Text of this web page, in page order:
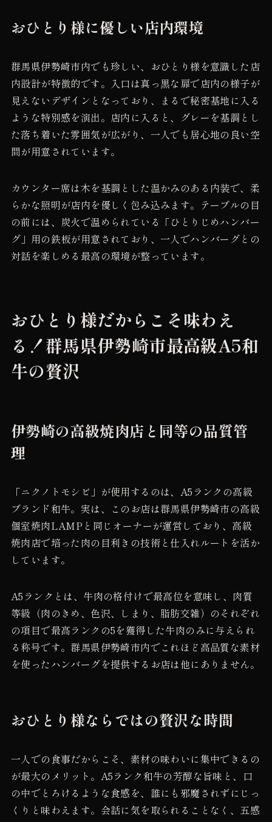
おひとり様に優しい店内環境
群馬県伊勢崎市内でも珍しい、おひとり様を意識した店
内設計が特徴的です。入口は真っ黒な扉で店内の様子が
見えないデザインとなっており、まるで秘密基地に入る
ような特別感を演出。店内に入ると、グレーを基調とし
た落ち着いた雰囲気が広がり、一人でも居心地の良い空
間が用意されています。
カウンター席は木を基調とした温かみのある内装で、柔
らかな照明が店内を優しく包み込みます。テーブルの目
の前には、炭火で温められている「ひとりじめハンバー
グ」用の鉄板が用意されており、一人でハンバーグとの
対話を楽しめる最高の環境が整っています。
おひとり様だからこそ味わえ
る！群馬県伊勢崎市最高級A5和
牛の贅沢
伊勢崎の高級焼肉店と同等の品質管
理
「ニクノトモシビ」が使用するのは、A5ランクの高級
ブランド和牛。実は、このお店は群馬県伊勢崎市の高級
個室焼肉LAMPと同じオーナーが運営しており、高級
焼肉店で培った肉の目利きの技術と仕入れルートを活か
しています。
A5ランクとは、牛肉の格付けで最高位を意味し、肉質
等級（肉のきめ、色沢、しまり、脂肪交雑）のそれぞれ
の項目で最高ランクの5を獲得した牛肉のみに与えられ
る称号です。群馬県伊勢崎市内でこれほど高品質な素材
を使ったハンバーグを提供するお店は他にありません。
おひとり様ならではの贅沢な時間
一人での食事だからこそ、素材の味わいに集中できるの
が最大のメリット。A5ランク和牛の芳醇な旨味と、口
の中でとろけるような食感を、誰にも邪魔されずにじっ
くりと味わえます。会話に気を取られることなく、五感